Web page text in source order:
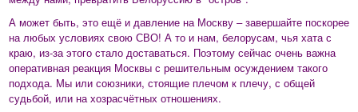
А может быть, это ещё и давление на Москву – завершайте поскорее
на любых условиях свою СВО! А то и нам, белорусам, чья хата с
краю, из-за этого стало доставаться. Поэтому сейчас очень важна
оперативная реакция Москвы с решительным осуждением такого
подхода. Мы или союзники, стоящие плечом к плечу, с общей
судьбой, или на хозрасчётных отношениях.